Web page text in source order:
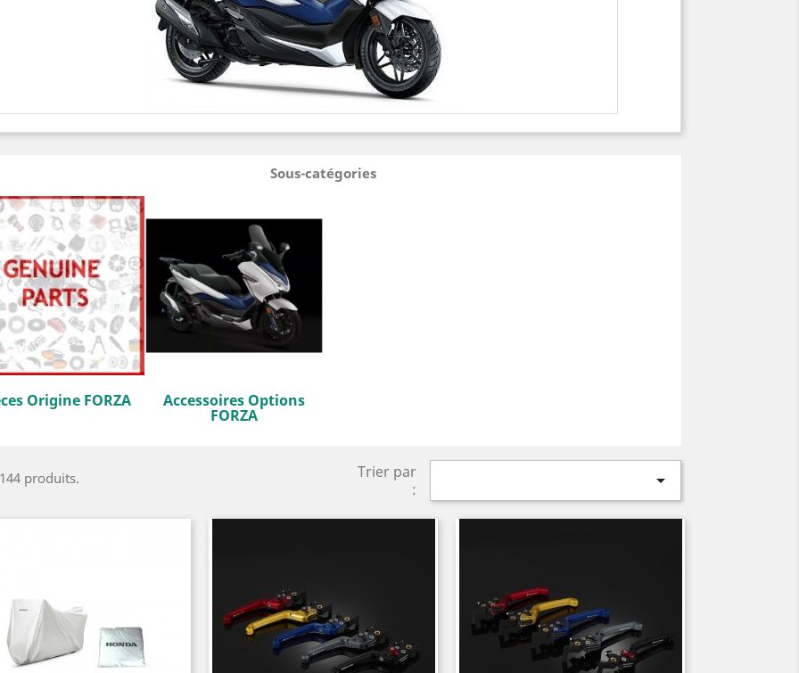
Sous-catégories
Origine FORZA Accessoires Options
FORZA
produits.
Trier par
:
